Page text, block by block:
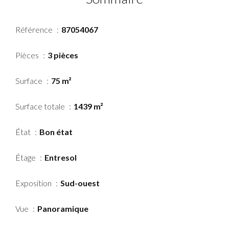
Référence 87054067
Pièces 3 pièces
Surface 75 m²
Surface totale 1439 m²
État Bon état
Étage Entresol
Exposition Sud-ouest
Vue Panoramique